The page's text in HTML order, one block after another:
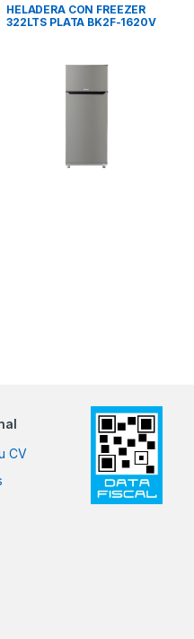
HELADERA CON FREEZER
322LTS PLATA BK2F-1620V
CV